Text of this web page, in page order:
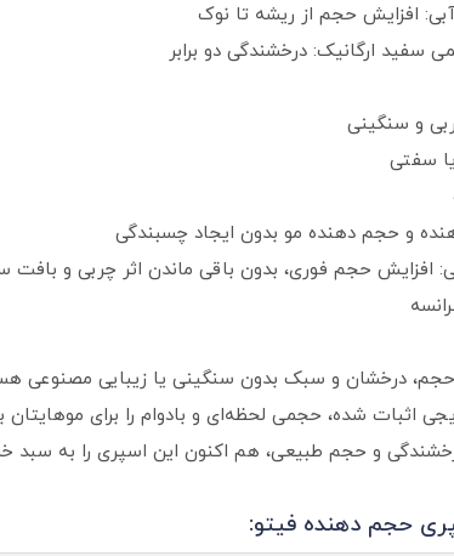
افزایش حجم از ریشه تا نوک
سفید ارگانیک: درخشندگی دو برابر
و سنگینی
سفتی
و حجم دهنده مو بدون ایجاد چسبندگی
افزایش حجم فوری، بدون باقی ماندن اثر چربی و
اثبات شده، حجمی لحظه‌ای و بادوام را برای موهایتان
و حجم طبیعی، هم‌ اکنون این اسپری را به سبد
حجم دهنده فیتو: